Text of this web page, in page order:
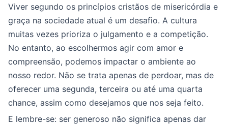
Viver segundo os princípios cristãos de misericórdia e
graça na sociedade atual é um desafio. A cultura
muitas vezes prioriza o julgamento e a competição.
No entanto, ao escolhermos agir com amor e
compreensão, podemos impactar o ambiente ao
nosso redor. Não se trata apenas de perdoar, mas de
oferecer uma segunda, terceira ou até uma quarta
chance, assim como desejamos que nos seja feito.
E lembre-se: ser generoso não significa apenas dar